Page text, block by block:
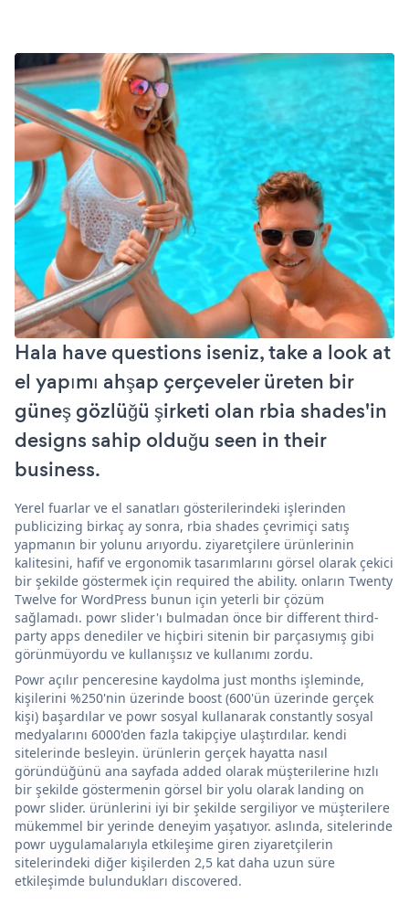
Hala have questions iseniz, take a look at
el yapımı ahşap çerçeveler üreten bir
güneş gözlüğü şirketi olan rbia shades'in
designs sahip olduğu seen in their
business.
Yerel fuarlar ve el sanatları gösterilerindeki işlerinden
publicizing birkaç ay sonra, rbia shades çevrimiçi satış
yapmanın bir yolunu arıyordu. ziyaretçilere ürünlerinin
kalitesini, hafif ve ergonomik tasarımlarını görsel olarak çekici
bir şekilde göstermek için required the ability. onların Twenty
Twelve for WordPress bunun için yeterli bir çözüm
sağlamadı. powr slider'ı bulmadan önce bir different third-
party apps denediler ve hiçbiri sitenin bir parçasıymış gibi
görünmüyordu ve kullanışsız ve kullanımı zordu.
Powr açılır penceresine kaydolma just months işleminde,
kişilerini %250'nin üzerinde boost (600'ün üzerinde gerçek
kişi) başardılar ve powr sosyal kullanarak constantly sosyal
medyalarını 6000'den fazla takipçiye ulaştırdılar. kendi
sitelerinde besleyin. ürünlerin gerçek hayatta nasıl
göründüğünü ana sayfada added olarak müşterilerine hızlı
bir şekilde göstermenin görsel bir yolu olarak landing on
powr slider. ürünlerini iyi bir şekilde sergiliyor ve müşterilere
mükemmel bir yerinde deneyim yaşatıyor. aslında, sitelerinde
powr uygulamalarıyla etkileşime giren ziyaretçilerin
sitelerindeki diğer kişilerden 2,5 kat daha uzun süre
etkileşimde bulundukları discovered.